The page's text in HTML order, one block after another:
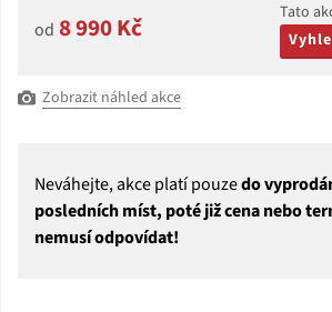
od 8 990 Kč
Tato
Zobrazit náhled akce
Neváhejte, akce platí pouzedo
posledních míst, poté již cena nebo
nemusí odpovídat!